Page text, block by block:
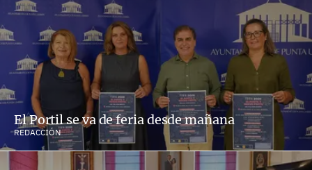
El Portil se va de feria desde mañana
REDACCIÓN